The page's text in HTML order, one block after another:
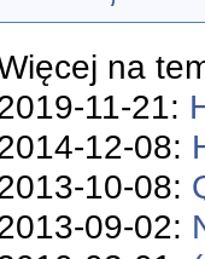
na
11-21:
12-08:
10-08:
09-02: